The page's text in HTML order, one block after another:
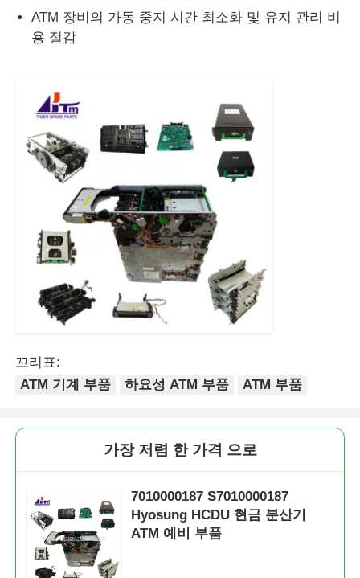
ATM 장비의 가동 중지 시간 최소화 및 유지 관리 비
용 절감
꼬리표:
ATM 기계 부품
하요성 ATM 부품 ATM 부품
가장 저렴 한 가격 으로
7010000187 S7010000187
Hyosung HCDU 현금 분산기
ATM 예비 부품